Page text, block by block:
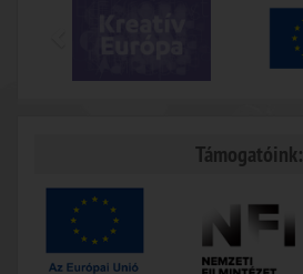
Támogatóink: